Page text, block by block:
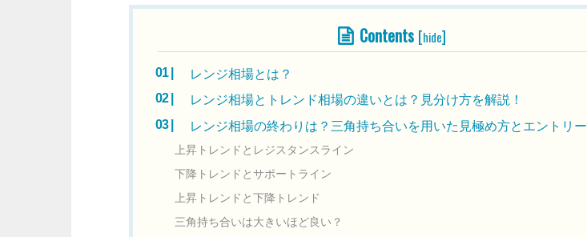
Contents [hide]
レンジ相場とは？
レンジ相場とトレンド相場の違いとは？見分け方を解説！
レンジ相場の終わりは？三角持ち合いを用いた見極め方とエントリー
上昇トレンドとレジスタンスライン
下降トレンドとサポートライン
上昇トレンドと下降トレンド
三角持ち合いは大きいほど良い？